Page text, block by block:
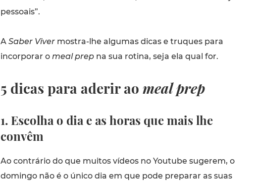
pessoais”.
A Saber Vivermostra-lhe algumas dicas e truques para
incorporar o meal prepna sua rotina, seja ela qual for.
5 dicas para aderir ao meal prep
1. Escolha o dia e as horas que mais lhe
convêm
Ao contrário do que muitos vídeos no Youtube sugerem, o
domingo não é o único dia em que pode preparar as suas